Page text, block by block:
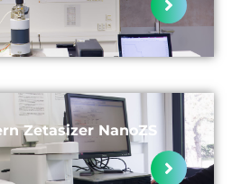
Zetasizer NanoZS